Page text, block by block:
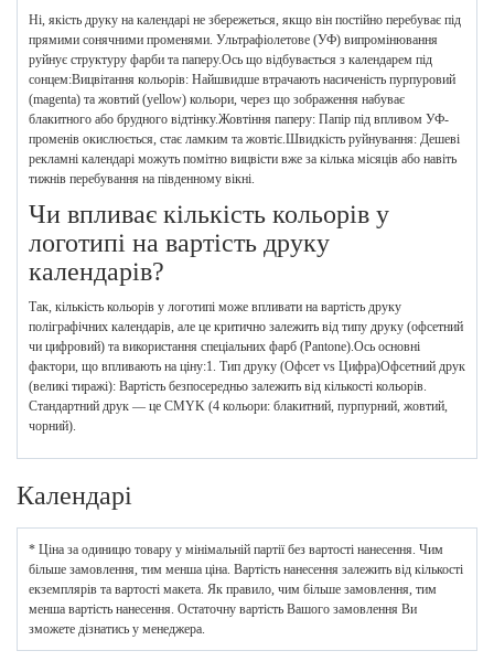
Ні, якість друку на календарі не збережеться, якщо він постійно перебуває під
прямими сонячними променями. Ультрафіолетове (УФ) випромінювання
руйнує структуру фарби та паперу.Ось що відбувається з календарем під
сонцем:Вицвітання кольорів: Найшвидше втрачають насиченість пурпуровий
(magenta) та жовтий (yellow) кольори, через що зображення набуває
блакитного або брудного відтінку.Жовтіння паперу: Папір під впливом УФ-
променів окислюється, стає ламким та жовтіє.Швидкість руйнування: Дешеві
рекламні календарі можуть помітно вицвісти вже за кілька місяців або навіть
тижнів перебування на південному вікні.
Чи впливає кількість кольорів у
логотипі на вартість друку
календарів?
Так, кількість кольорів у логотипі може впливати на вартість друку
поліграфічних календарів, але це критично залежить від типу друку (офсетний
чи цифровий) та використання спеціальних фарб (Pantone).Ось основні
фактори, що впливають на ціну:1. Тип друку (Офсет vs Цифра)Офсетний друк
(великі тиражі): Вартість безпосередньо залежить від кількості кольорів.
Стандартний друк — це CMYK (4 кольори: блакитний, пурпурний, жовтий,
чорний).
Календарі
* Ціна за одиницю товару у мінімальній партії без вартості нанесення. Чим
більше замовлення, тим менша ціна. Вартість нанесення залежить від кількості
екземплярів та вартості макета. Як правило, чим більше замовлення, тим
менша вартість нанесення. Остаточну вартість Вашого замовлення Ви
зможете дізнатись у менеджера.